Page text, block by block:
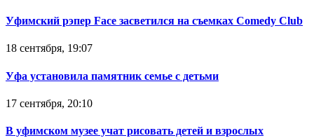
Уфимский рэпер Face засветился на съемках Comedy Club
18 сентября, 19:07
Уфа установила памятник семье с детьми
17 сентября, 20:10
В уфимском музее учат рисовать детей и взрослых